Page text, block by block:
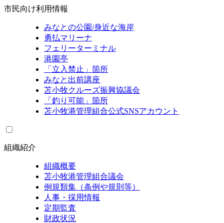
市民向け利用情報
みなとの公園/身近な海岸
勇払マリーナ
フェリーターミナル
港園亭
「立入禁止」箇所
みなと出前講座
苫小牧クルーズ振興協議会
「釣り可能」箇所
苫小牧港管理組合公式SNSアカウント
組織紹介
組織概要
苫小牧港管理組合議会
例規類集（条例や規則等）
人事・採用情報
定期監査
財政状況